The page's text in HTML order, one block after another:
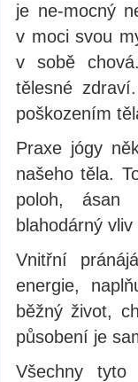
je ne-mocný
v moci svou
v sobě
tělesné
poškozením
Praxe jógy
našeho těla.
poloh, ásan
blahodárný
Vnitřní
energie,
běžný život,
působení je
Všechny